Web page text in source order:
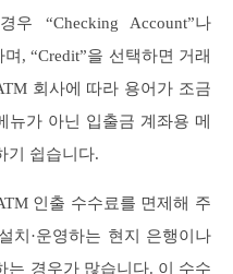
“Checking Account”나
, “Credit”을 선택하면 거래
회사에 따라 용어가 조금
뉴가 아닌 입출금 계좌용 메
기 쉽습니다.
인출 수수료를 면제해 주
치·운영하는 현지 은행이나
는 경우가 많습니다. 이 수수